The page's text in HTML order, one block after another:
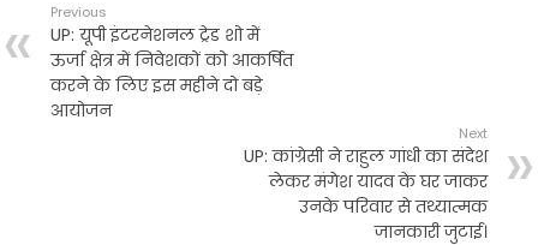
o
o
k
e
r
p
p
Previous
UP: यूपी इंटरनेशनल ट्रेड शो में
ऊर्जा क्षेत्र में निवेशकों को आकर्षित
करने के लिए इस महीने दो बड़े
आयोजन
Next
UP: कांग्रेसी ने राहुल गांधी का संदेश
लेकर मंगेश यादव के घर जाकर
उनके परिवार से तथ्यात्मक
जानकारी जुटाई।